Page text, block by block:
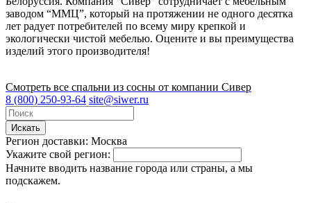
заводом “ММЦ”, который на протяжении не одного десятка
лет радует потребителей по всему миру крепкой и
экологически чистой мебелью. Оцените и вы преимущества
изделий этого производителя!
Смотреть все спальни из сосны от компании Сивер
8 (800) 250-93-64 site@siwer.ru
Искать
Регион доставки: Москва
Укажите свой регион:
Начните вводить название города или страны, а мы
подскажем.